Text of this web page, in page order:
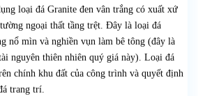
loại đá Granite đen vân trắng có xuất xứ
ngoại thất tầng trệt. Đây là loại đá
nổ mìn và nghiền vụn làm bê tông (đây là
nguyên thiên nhiên quý giá này). Loại đá
chính khu đất của công trình và quyết định
trang trí.